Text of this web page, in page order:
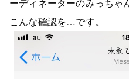
こんな確認を…です。